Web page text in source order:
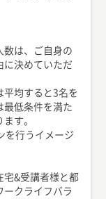
は、ご自身の
に決めていただ
平均すると3名を
最低条件を満た
す。
を行うイメージ
宅&受講者様と都
ークライフバラ